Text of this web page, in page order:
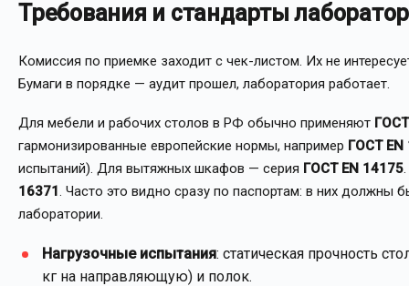
Требования и стандарты
Комиссия по приемке заходит с чек-листом. Их не
Бумаги в порядке — аудит прошел, лаборатория работает.
Для мебели и рабочих столов в РФ обычно применяют
гармонизированные европейские нормы, например ГОСТ EN
испытаний). Для вытяжных шкафов — серия ГОСТ EN 14175
16371. Часто это видно сразу по паспортам: в них должны
лаборатории.
Нагрузочные испытания: статическая прочность
кг на направляющую) и полок.